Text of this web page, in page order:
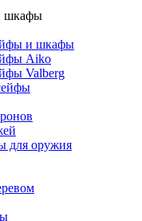
шкафы
и шкафы
Aiko
Valberg
для оружия